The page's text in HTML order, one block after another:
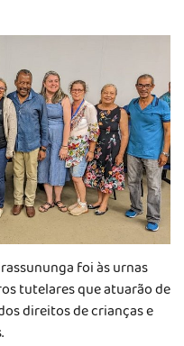
foi às urnas
tutelares que atuarão de
direitos de crianças e